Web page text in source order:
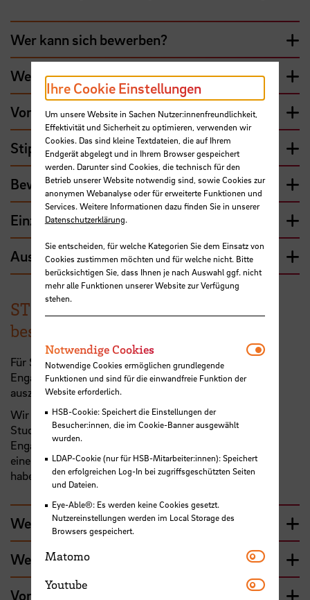
Wer kann sich bewerben?
Wer kann sich nicht bewerben?
Voraussetzungen
Stipendienhöhe und Förderzeitraum
Bewerbungszeitraum
Einzureichende Unterlagen
Auswahl und Vergabe
STIBET I - Stipendium für
besonderes Engagement
Für Studierende, die sich durch herausragendes
Engagement im internationalen Kontext an der HSB
auszeichnen.
Wir vergeben DAAD-Stipendien an internationale
Studierende für ihr herausragendes ehrenamtliches
Engagement. Bitte beachten Sie, dass Ihr Engagement
einen internationalen Bezug auf universitärem Niveau
haben muss.
Wer kann sich bewerben?
Wer kann sich nicht bewerben?
Voraussetzungen
Ihre Cookie Einstellungen
Um unsere Website in Sachen Nutzer:innenfreundlichkeit,
Effektivität und Sicherheit zu optimieren, verwenden wir
Cookies. Das sind kleine Textdateien, die auf Ihrem
Endgerät abgelegt und in Ihrem Browser gespeichert
werden. Darunter sind Cookies, die technisch für den
Betrieb unserer Website notwendig sind, sowie Cookies zur
anonymen Webanalyse oder für erweiterte Funktionen und
Services. Weitere Informationen dazu finden Sie in unserer
Datenschutzerklärung.
Sie entscheiden, für welche Kategorien Sie dem Einsatz von
Cookies zustimmen möchten und für welche nicht. Bitte
berücksichtigen Sie, dass Ihnen je nach Auswahl ggf. nicht
mehr alle Funktionen unserer Website zur Verfügung
stehen.
Notwendige Cookies
Notwendige Cookies ermöglichen grundlegende
Funktionen und sind für die einwandfreie Funktion der
Website erforderlich.
HSB-Cookie: Speichert die Einstellungen der
Besucher:innen, die im Cookie-Banner ausgewählt
wurden.
LDAP-Cookie (nur für HSB-Mitarbeiter:innen): Speichert
den erfolgreichen Log-In bei zugriffsgeschützten Seiten
und Dateien.
Eye-Able®: Es werden keine Cookies gesetzt.
Nutzereinstellungen werden im Local Storage des
Browsers gespeichert.
Matomo Matomo
Youtube Youtube